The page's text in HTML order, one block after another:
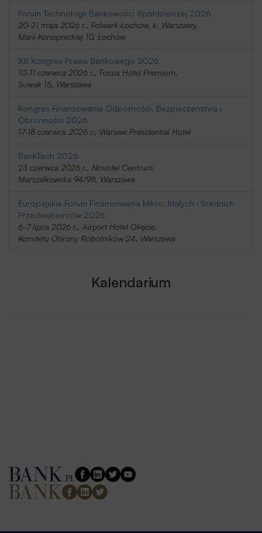
Forum Technologii Bankowości Spółdzielczej 2026
20-21 maja 2026 r., Folwark Łochów, k. Warszawy,
Marii Konopnickiej 10, Łochów
XIII Kongres Prawa Bankowego 2026
10-11 czerwca 2026 r., Focus Hotel Premium,
Suwak 15, Warszawa
Kongres Finansowania Odporności, Bezpieczeństwa i
Obronności 2026
17-18 czerwca 2026 r., Warsaw Presidential Hotel
BankTech 2026
23 czerwca 2026 r., Novotel Centrum,
Marszałkowska 94/98, Warszawa
Europejskie Forum Finansowania Mikro, Małych i Średnich
Przedsiębiorców 2026
6-7 lipca 2026 r., Airport Hotel Okęcie,
Komitetu Obrony Robotników 24, Warszawa
Kalendarium